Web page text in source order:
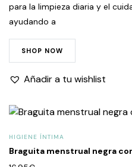
para la limpieza diaria y el
ayudando a
SHOP NOW
Añadir a tu wishlist
HIGIENE ÍNTIMA
Braguita menstrual negra